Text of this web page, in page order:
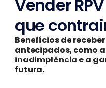
Vender
que
Benefícios de
antecipados, como
inadimplência e a
futura.